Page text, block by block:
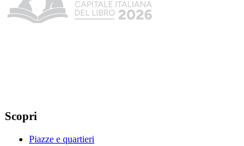
Scopri
Piazze e quartieri